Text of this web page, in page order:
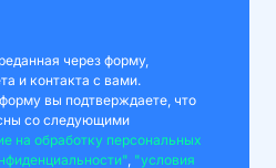
через форму,
и контакта с вами.
вы подтверждаете, что
со следующими
на обработку персональных
"условия